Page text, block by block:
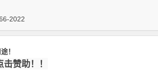
2022
！
赞助！！